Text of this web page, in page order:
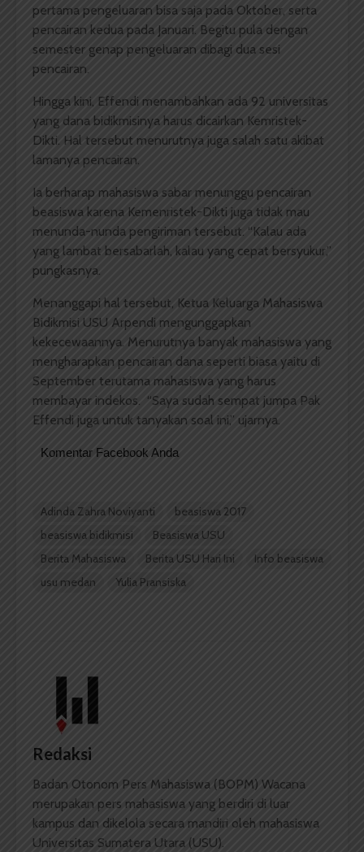
pertama pengeluaran bisa saja pada Oktober, serta
pencairan kedua pada Januari. Begitu pula dengan
semester genap pengeluaran dibagi dua sesi
pencairan.
Hingga kini, Effendi menambahkan ada 92 universitas
yang dana bidikmisinya harus dicairkan Kemristek-
Dikti. Hal tersebut menurutnya juga salah satu akibat
lamanya pencairan.
Ia berharap mahasiswa sabar menunggu pencairan
beasiswa karena Kemenristek-Dikti juga tidak mau
menunda-nunda pengiriman tersebut. “Kalau ada
yang lambat bersabarlah, kalau yang cepat bersyukur,”
pungkasnya.
Menanggapi hal tersebut, Ketua Keluarga Mahasiswa
Bidikmisi USU Arpendi mengunggapkan
kekecewaannya. Menurutnya banyak mahasiswa yang
mengharapkan pencairan dana seperti biasa yaitu di
September terutama mahasiswa yang harus
membayar indekos. “Saya sudah sempat jumpa Pak
Effendi juga untuk tanyakan soal ini,” ujarnya.
Komentar Facebook Anda
Adinda Zahra Noviyanti
beasiswa 2017
beasiswa bidikmisi
Beasiswa USU
Berita Mahasiswa
Berita USU Hari Ini
Info beasiswa
usu medan
Yulia Pransiska
Redaksi
Badan Otonom Pers Mahasiswa (BOPM) Wacana
merupakan pers mahasiswa yang berdiri di luar
kampus dan dikelola secara mandiri oleh mahasiswa
Universitas Sumatera Utara (USU).